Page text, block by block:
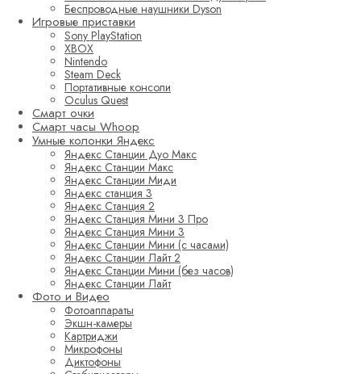
Беспроводные наушники Dyson
Игровые приставки
Sony PlayStation
XBOX
Nintendo
Steam Deck
Портативные консоли
Oculus Quest
Смарт очки
Смарт часы Whoop
Умные колонки Яндекс
Яндекс Станции Дуо Макс
Яндекс Станции Макс
Яндекс Станции Миди
Яндекс станция 3
Яндекс Станция 2
Яндекс Станция Мини 3 Про
Яндекс Станция Мини 3
Яндекс Станции Мини (с часами)
Яндекс Станции Лайт 2
Яндекс Станции Мини (без часов)
Яндекс Станции Лайт
Фото и Видео
Фотоаппараты
Экшн-камеры
Картриджи
Микрофоны
Диктофоны